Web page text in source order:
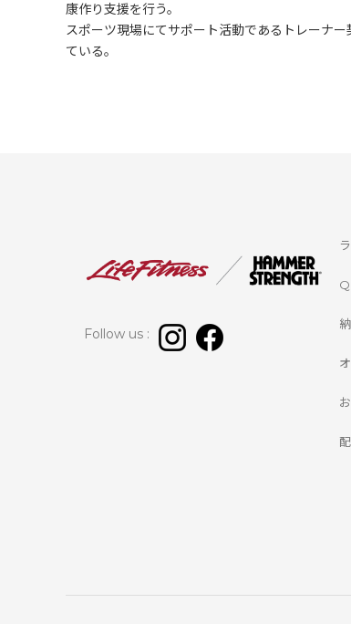
康作り支援を行う。
スポーツ現場にてサポート活動であるトレーナ
ている。
Follow us :